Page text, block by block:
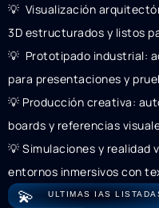
💡 ️ Visualización
3D estructurados y listos
💡 ️ Prototipado industrial:
para presentaciones y
💡 Producción creativa:
boards y referencias
💡 Simulaciones y realidad
entornos inmersivos con
💫 ULTIMAS IAS